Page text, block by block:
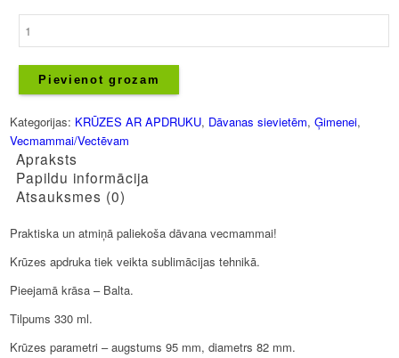
smaida
katru
dienu
Pievienot grozam
Kategorijas: KRŪZES AR APDRUKU, Dāvanas sievietēm,Ģimenei,
Vecmammai/Vectēvam
Apraksts
Papildu informācija
Atsauksmes (0)
Praktiska un atmiņā paliekoša dāvana vecmammai!
Krūzes apdruka tiek veikta sublimācijas tehnikā.
Pieejamā krāsa – Balta.
Tilpums 330 ml.
Krūzes parametri – augstums 95 mm, diametrs 82 mm.